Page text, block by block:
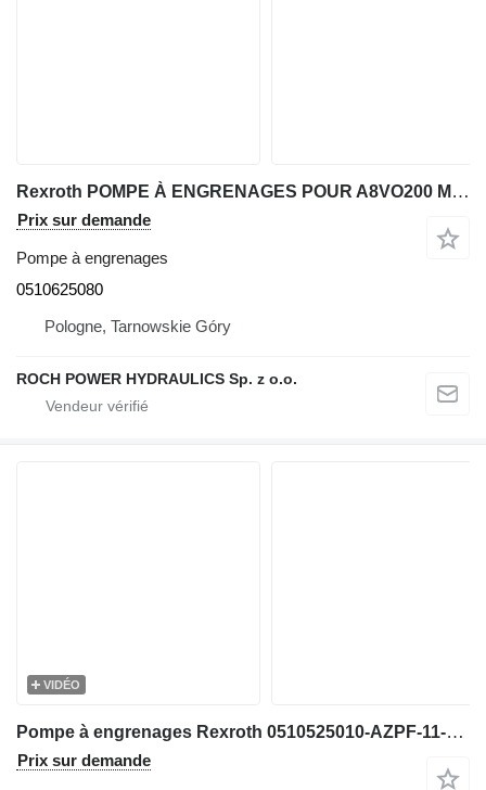
Rexroth POMPE À ENGRENAGES POUR A8VO200 MNR : 0510625080 pour excavateur
Prix sur demande
Pompe à engrenages
0510625080
Pologne, Tarnowskie Góry
ROCH POWER HYDRAULICS Sp. z o.o.
VIDÉO
Pompe à engrenages Rexroth 0510525010-AZPF-11-011RFB20MB-Gearpump/Zahnradpump pour matériel de TP
Prix sur demande